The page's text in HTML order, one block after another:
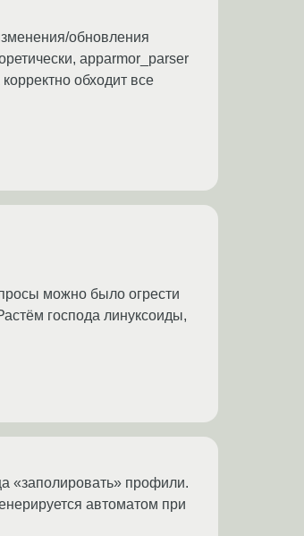
обновления
apparmor_parser
обходит все
можно было огрести
господа линуксоиды,
«заполировать» профили.
автоматом при